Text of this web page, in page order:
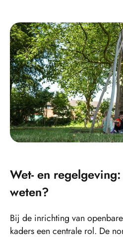
Wet- en
weten?
Bij de inrichting van
kaders een centrale rol. De